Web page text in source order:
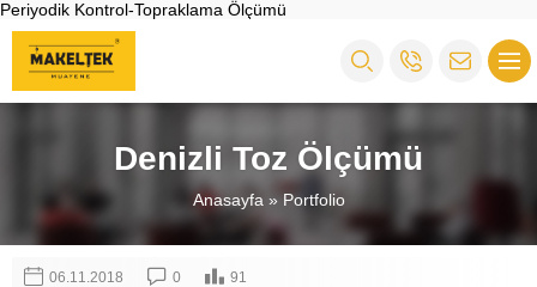
Periyodik Kontrol-Topraklama Ölçümü
Denizli Toz Ölçümü
Anasayfa » Portfolio
06.11.2018 0 91